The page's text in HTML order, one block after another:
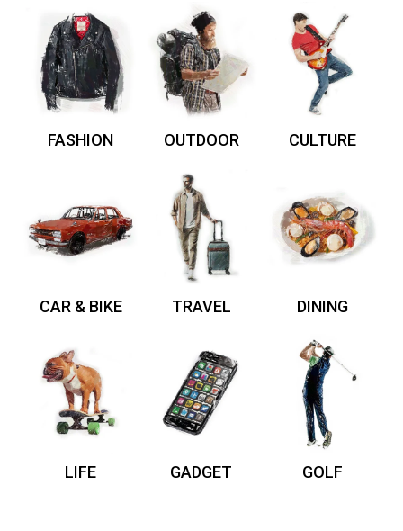
FASHION OUTDOOR CULTURE
CAR & BIKE TRAVEL DINING
LIFE GADGET GOLF